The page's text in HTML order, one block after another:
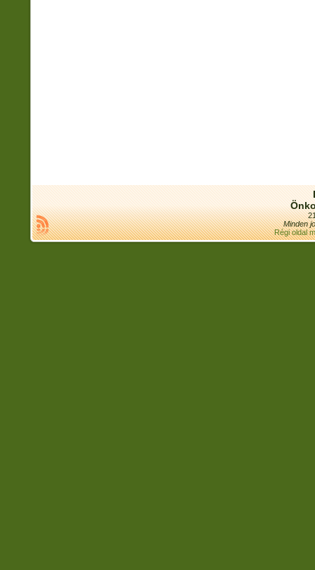
Minden
Régi oldal